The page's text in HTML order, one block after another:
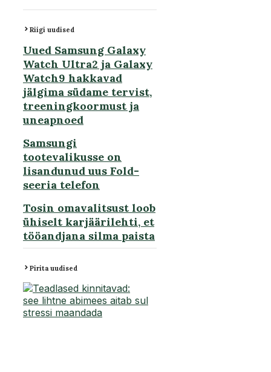
Riigi uudised
Uued Samsung Galaxy
Watch Ultra2 ja Galaxy
Watch9 hakkavad
jälgima südame tervist,
treeningkoormust ja
uneapnoed
Samsungi
tootevalikusse on
lisandunud uus Fold-
seeria telefon
Tosin omavalitsust loob
ühiselt karjäärilehti, et
tööandjana silma paista
Pirita uudised